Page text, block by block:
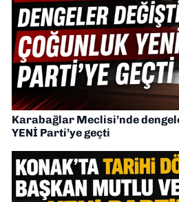
Karabağlar Meclisi’nde
YENİ Parti’ye geçti